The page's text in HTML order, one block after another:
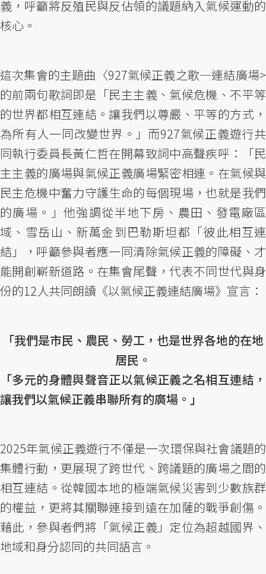
義，呼籲將反殖民與反佔領的議題納入氣候運動的
核心。
這次集會的主題曲〈927氣候正義之歌—連結廣場>
的前兩句歌詞即是「民主主義、氣候危機、不平等
的世界都相互連結。讓我們以尊嚴、平等的方式，
為所有人一同改變世界。」而927氣候正義遊行共
同執行委員長黃仁哲在開幕致詞中高聲疾呼：「民
主主義的廣場與氣候正義廣場緊密相連。在氣候與
民主危機中奮力守護生命的每個現場，也就是我們
的廣場。」他強調從半地下房、農田、發電廠區
域、雪岳山、新萬金到巴勒斯坦都「彼此相互連
結」，呼籲參與者應一同清除氣候正義的障礙、才
能開創嶄新道路。在集會尾聲，代表不同世代與身
份的12人共同朗讀《以氣候正義連結廣場》宣言：
「我們是市民、農民、勞工，也是世界各地的在地
居民。
「多元的身體與聲音正以氣候正義之名相互連結，
讓我們以氣候正義串聯所有的廣場。」
2025年氣候正義遊行不僅是一次環保與社會議題的
集體行動，更展現了跨世代、跨議題的廣場之間的
相互連結。從韓國本地的極端氣候災害到少數族群
的權益，更將其關聯連接到遠在加薩的戰爭創傷。
藉此，參與者們將「氣候正義」定位為超越國界、
地域和身分認同的共同語言。